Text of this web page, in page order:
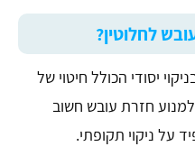
לחלוטין?
יסודי הכולל חיטוי של
חזרת עובש חשוב
על ניקוי תקופתי.